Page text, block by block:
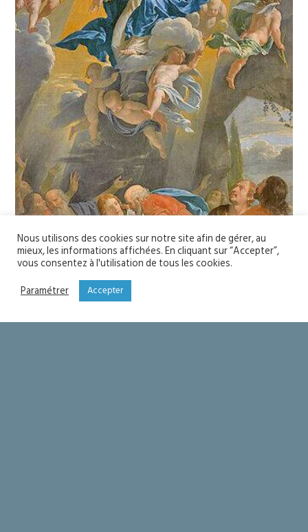
Nous utilisons des cookies sur notre site afin de gérer, au
mieux, les informations affichées. En cliquant sur “Accepter”,
vous consentez à l'utilisation de tous les cookies.
Paramétrer
Accepter